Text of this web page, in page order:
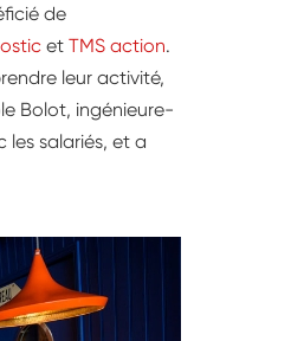
de
et TMS action.
leur activité,
Bolot, ingénieure-
les salariés, et a